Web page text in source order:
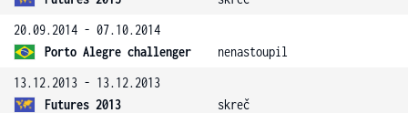
20.09.2014 - 07.10.2014
Porto Alegre challenger
nenastoupil
13.12.2013 - 13.12.2013
Futures 2013
skreč